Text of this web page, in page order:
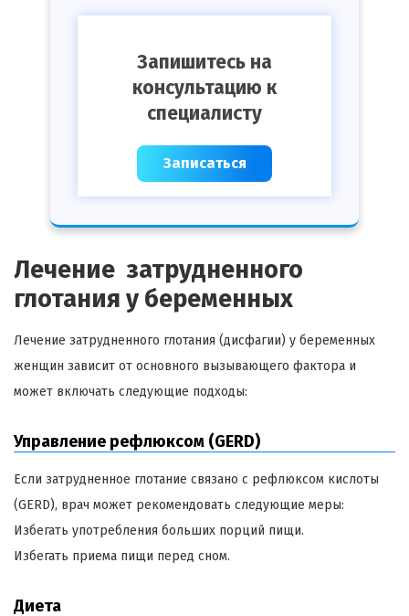
Запишитесь на
консультацию к
специалисту
Записаться
Лечение затрудненного
глотания у беременных
Лечение затрудненного глотания (дисфагии) у беременных
женщин зависит от основного вызывающего фактора и
может включать следующие подходы:
Управление рефлюксом (GERD)
Если затрудненное глотание связано с рефлюксом кислоты
(GERD), врач может рекомендовать следующие меры:
Избегать употребления больших порций пищи.
Избегать приема пищи перед сном.
Диета